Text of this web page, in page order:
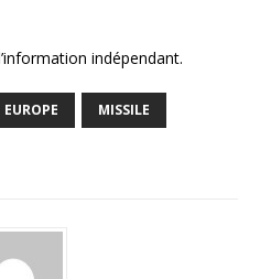
indépendant.
EUROPE MISSILE